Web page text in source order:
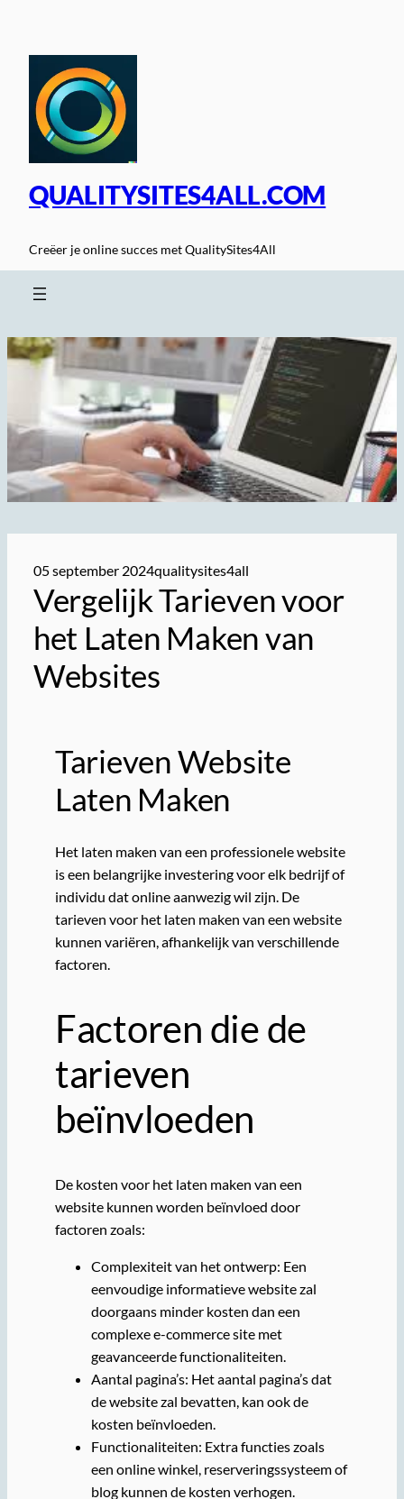
inhoud
QUALITYSITES4ALL.COM
Creëer je online succes met QualitySites4All
05 september 2024qualitysites4all
Vergelijk Tarieven voor
het Laten Maken van
Websites
Tarieven Website
Laten Maken
Het laten maken van een professionele website
is een belangrijke investering voor elk bedrijf of
individu dat online aanwezig wil zijn. De
tarieven voor het laten maken van een website
kunnen variëren, afhankelijk van verschillende
factoren.
Factoren die de
tarieven
beïnvloeden
De kosten voor het laten maken van een
website kunnen worden beïnvloed door
factoren zoals:
Complexiteit van het ontwerp: Een
eenvoudige informatieve website zal
doorgaans minder kosten dan een
complexe e-commerce site met
geavanceerde functionaliteiten.
Aantal pagina’s: Het aantal pagina’s dat
de website zal bevatten, kan ook de
kosten beïnvloeden.
Functionaliteiten: Extra functies zoals
een online winkel, reserveringssysteem of
blog kunnen de kosten verhogen.